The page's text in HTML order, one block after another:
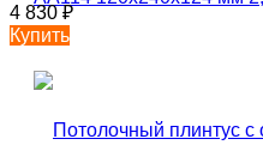
4 830₽
Купить